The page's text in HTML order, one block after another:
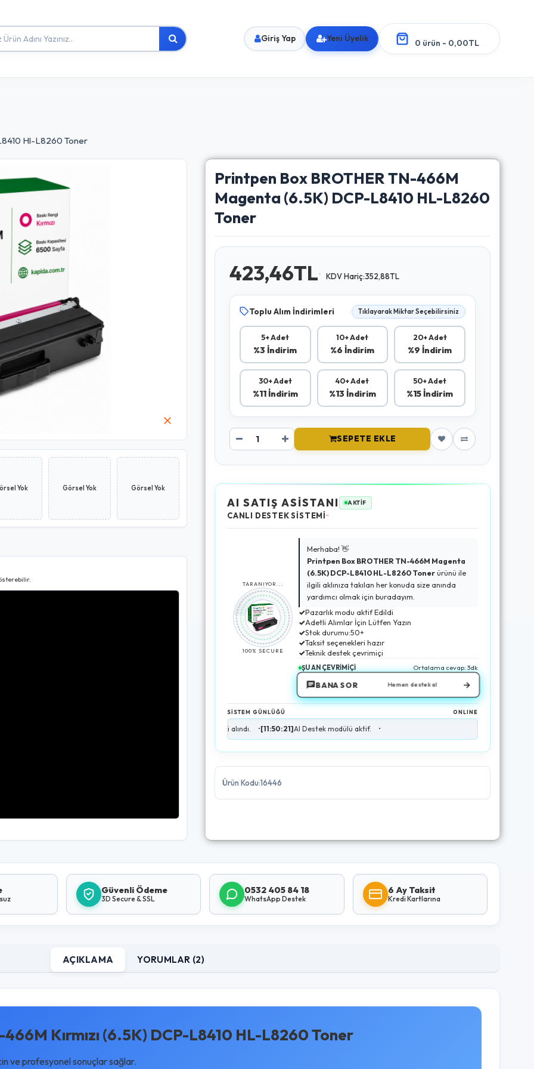
Giriş Yap Yeni Üyelik 0 ürün - 0,00TL
Hl-L8260 Toner
Yok Görsel Yok Görsel Yok
Printpen Box BROTHER TN-466M
Magenta (6.5K) DCP-L8410 HL-L8260
Toner
423,46TL KDV Hariç:352,88TL
Toplu Alım İndirimleri Tıklayarak Miktar Seçebilirsiniz
5+ Adet
%3 İndirim
10+ Adet
%6 İndirim
20+ Adet
%9 İndirim
30+ Adet
%11 İndirim
40+ Adet
%13 İndirim
50+ Adet
%15 İndirim
SEPETE EKLE
AI SATIŞ ASİSTANI AKTİF
CANLI DESTEK SİSTEMİ
TARANIYOR...
100% SECURE
Merhaba! 👋
Printpen Box BROTHER TN-466M Magenta
(6.5K) DCP-L8410 HL-L8260 Tonerürünü ile
ilgili aklınıza takılan her konuda size anında
yardımcı olmak için buradayım.
✓Pazarlık modu aktif Edildi
✓Adetli Alımlar İçin Lütfen Yazın
✓Stok durumu:50+
✓Taksit seçenekleri hazır
✓Teknik destek çevrimiçi
ŞU AN ÇEVRİMİÇİ Ortalama cevap: 3dk
BANA SOR Hemen destek al →
SİSTEM GÜNLÜĞÜ ONLINE
[11:50:21] AI Destek modülü aktif. •
Ürün Kodu:16446
Güvenli Ödeme
3D Secure & SSL
0532 405 84 18
WhatsApp Destek
6 Ay Taksit
Kredi Kartlarına
AÇIKLAMA YORUMLAR (2)
Kırmızı (6.5K) DCP-L8410 HL-L8260 Toner
ve profesyonel sonuçlar sağlar.